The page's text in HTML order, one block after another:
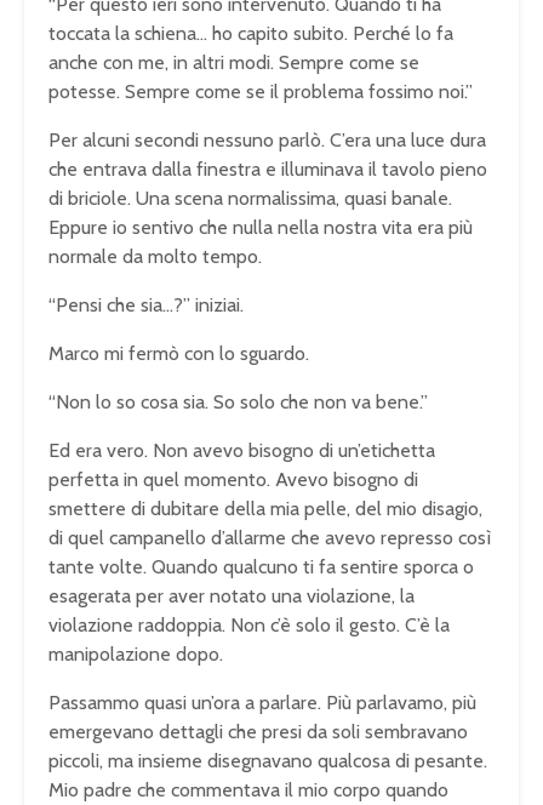
toccata la schiena… ho capito subito. Perché lo fa
anche con me, in altri modi. Sempre come se
potesse. Sempre come se il problema fossimo noi.”
Per alcuni secondi nessuno parlò. C’era una luce dura
che entrava dalla finestra e illuminava il tavolo pieno
di briciole. Una scena normalissima, quasi banale.
Eppure io sentivo che nulla nella nostra vita era più
normale da molto tempo.
“Pensi che sia…?” iniziai.
Marco mi fermò con lo sguardo.
“Non lo so cosa sia. So solo che non va bene.”
Ed era vero. Non avevo bisogno di un’etichetta
perfetta in quel momento. Avevo bisogno di
smettere di dubitare della mia pelle, del mio disagio,
di quel campanello d’allarme che avevo represso così
tante volte. Quando qualcuno ti fa sentire sporca o
esagerata per aver notato una violazione, la
violazione raddoppia. Non c’è solo il gesto. C’è la
manipolazione dopo.
Passammo quasi un’ora a parlare. Più parlavamo, più
emergevano dettagli che presi da soli sembravano
piccoli, ma insieme disegnavano qualcosa di pesante.
Mio padre che commentava il mio corpo quando